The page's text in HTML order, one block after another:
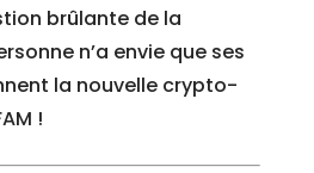
brûlante de la
n’a envie que ses
la nouvelle crypto-
!